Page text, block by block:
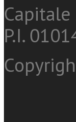
Capitale
P.I.